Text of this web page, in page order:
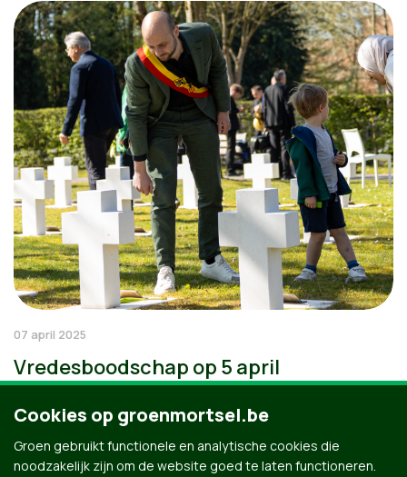
07 april 2025
Vredesboodschap op 5 april
Cookies op groenmortsel.be
Groen gebruikt functionele en analytische cookies die
noodzakelijk zijn om de website goed te laten functioneren.